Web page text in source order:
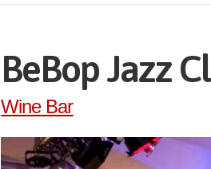
BeBop Jazz
Wine Bar